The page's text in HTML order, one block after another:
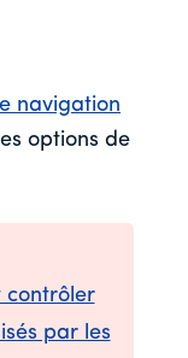
navigation
options de
contrôler
par les